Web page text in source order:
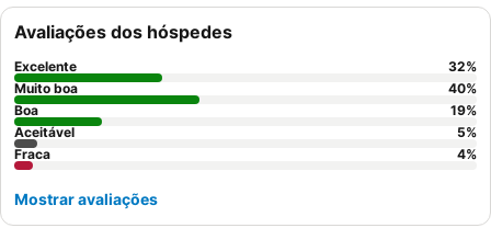
seleção variada e generosa do buffet de pequeno-almoço
Para uma experiência mais serena, considere pedir um quarto
com vista para o lago nas proximidades.
Avaliações dos hóspedes
Excelente 32%
Muito boa
40%
Boa
19%
Aceitável
5%
Fraca
4%
Mostrar avaliações